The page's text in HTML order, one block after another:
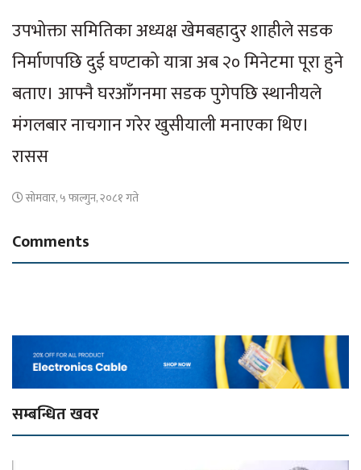
उपभोक्ता समितिका अध्यक्ष खेमबहादुर शाहीले सडक
निर्माणपछि दुई घण्टाको यात्रा अब २० मिनेटमा पूरा हुने
बताए। आफ्नै घरआँगनमा सडक पुगेपछि स्थानीयले
मंगलबार नाचगान गरेर खुसीयाली मनाएका थिए।
रासस
सोमवार, ५ फाल्गुन, २०८१ गते
Comments
सम्बन्धित खवर